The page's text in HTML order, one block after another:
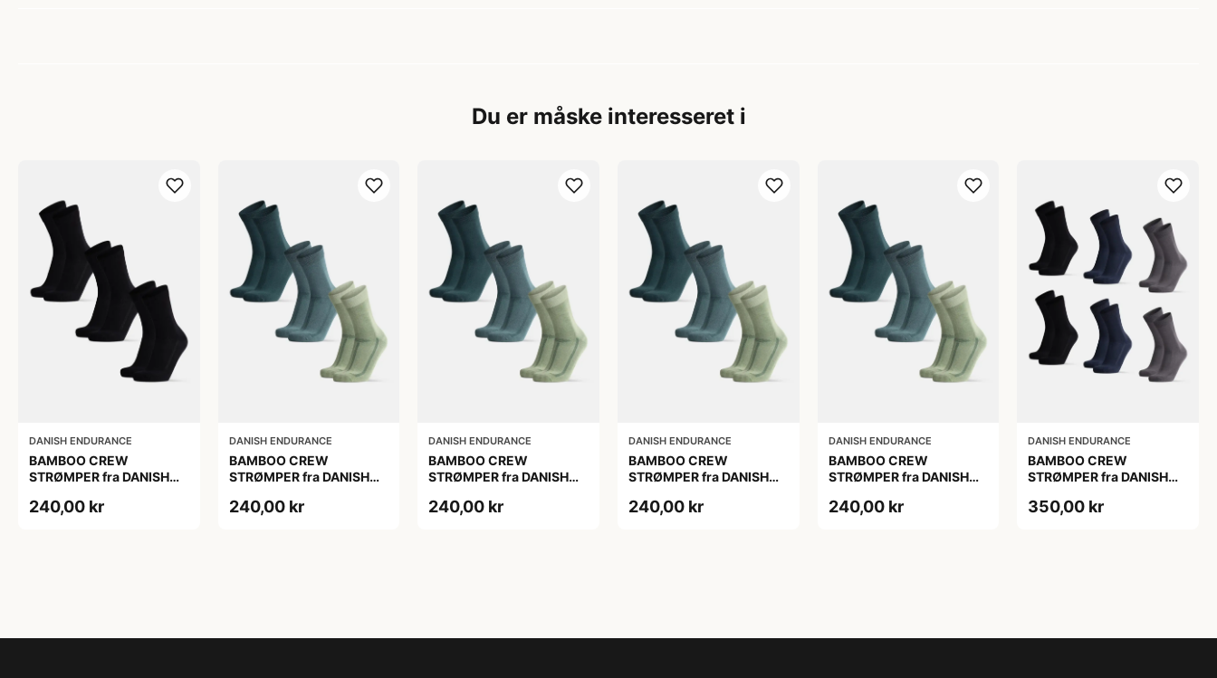
Du er måske interesseret i
DANISH ENDURANCE
BAMBOO CREW
STRØMPER fra DANISH
51
240,00 kr
DANISH ENDURANCE
BAMBOO CREW
STRØMPER fra DANISH
51
240,00 kr
DANISH ENDURANCE
BAMBOO CREW
STRØMPER fra DANISH
Mørkegrøn | Lysegrøn |
240,00 kr
DANISH ENDURANCE
BAMBOO CREW
STRØMPER fra DANISH
Mørkegrøn | Lysegrøn |
240,00 kr
DANISH ENDURANCE
BAMBOO CREW
STRØMPER fra DANISH
Mørkegrøn | Lysegrøn |
240,00 kr
DANISH ENDURANCE
BAMBOO CREW
STRØMPER fra DANISH
38
350,00 kr